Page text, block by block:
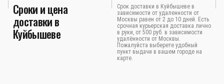
Сроки и цена
доставки в
Куйбышеве
Срок доставки в Куйбышеве в
зависимости от удаленности от
Москвы равен от 2 до 10 дней. Есть
срочная курьерская доставка лично
в руки, от 500 руб. в зависимости
удалённости от Москвы.
Пожалуйста выберете удобный
пункт выдачи в вашем городе на
карте.